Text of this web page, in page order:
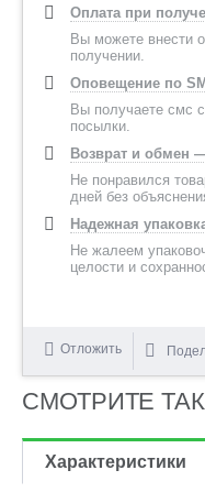
Оплата при
Вы можете внести
получении.
Оповещение по
Вы получаете смс
посылки.
Возврат и обмен
Не понравился
дней без
Надежная
Не жалеем
целости и
Отложить
СМОТРИТЕ
Характеристики